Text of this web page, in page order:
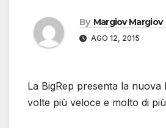
By Margiov Margiov
AGO 12, 2015
La BigRep presenta la nuova
volte più veloce e molto di